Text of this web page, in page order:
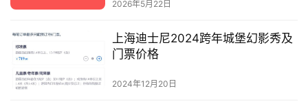
2026年5月22日
上海迪士尼2024跨年城堡幻影秀及
门票价格
2024年12月20日